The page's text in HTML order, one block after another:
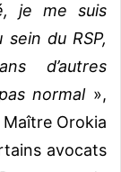
je me suis
du RSP,
d’autres
normal »,
Orokia
avocats